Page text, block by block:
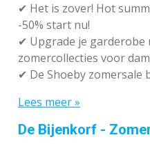
✔ Het is zover! Hot
-50% start nu!
✔ Upgrade je garderobe
zomercollecties voor
✔ De Shoeby zomersale
Lees meer »
De Bijenkorf -